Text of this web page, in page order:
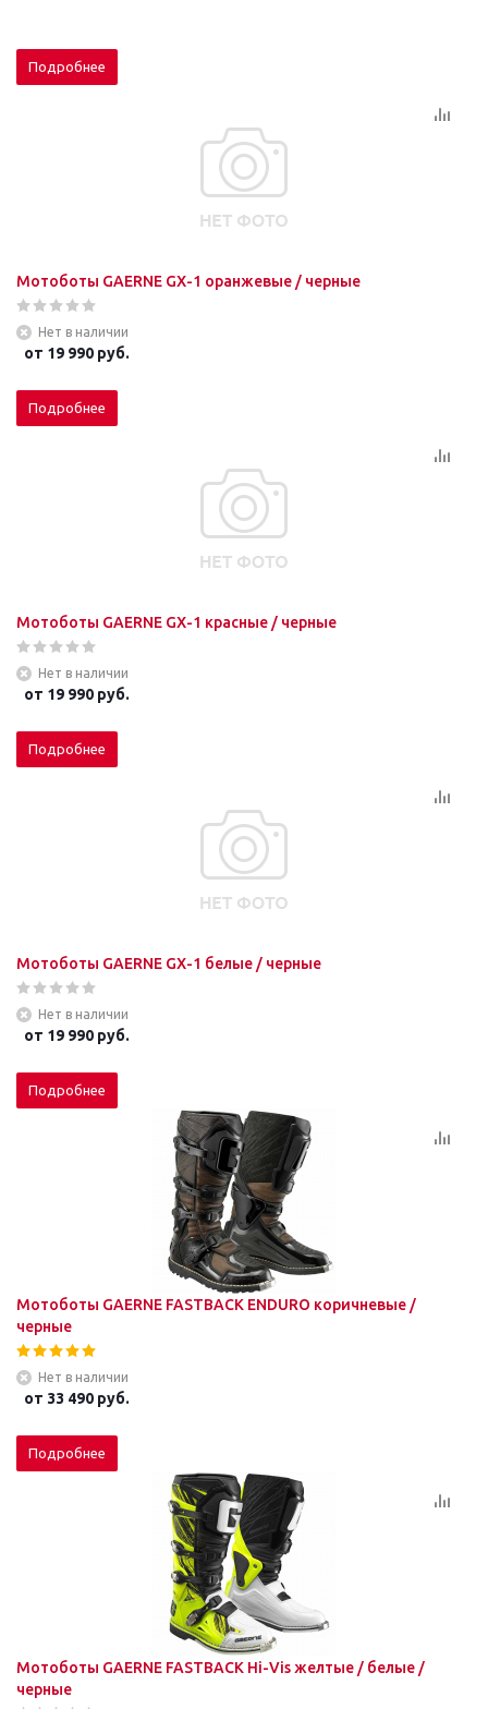
Подробнее
Мотоботы GAERNE GХ-1 оранжевые / черные
Нет в наличии
от 19 990 руб.
Подробнее
Мотоботы GAERNE GХ-1 красные / черные
Нет в наличии
от 19 990 руб.
Подробнее
Мотоботы GAERNE GХ-1 белые / черные
Нет в наличии
от 19 990 руб.
Подробнее
Мотоботы GAERNE FASTBACK ENDURO коричневые /
черные
Нет в наличии
от 33 490 руб.
Подробнее
Мотоботы GAERNE FASTBACK Hi-Vis желтые / белые /
черные